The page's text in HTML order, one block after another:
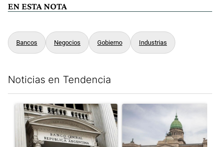
EN ESTA NOTA
Bancos Negocios Gobierno Industrias
Noticias en Tendencia
Un artículo de tendencia con el título "Las reservas del Banco
Un artículo de tendencia